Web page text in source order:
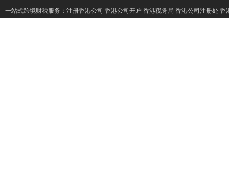
一站式跨境财税服务： 注册香港公司 香港公司开户 香港税务局 香港公司注册处 香